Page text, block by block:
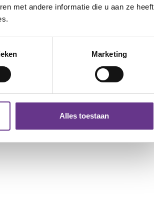
met andere informatie die u aan ze heeft
Marketing
Alles toestaan